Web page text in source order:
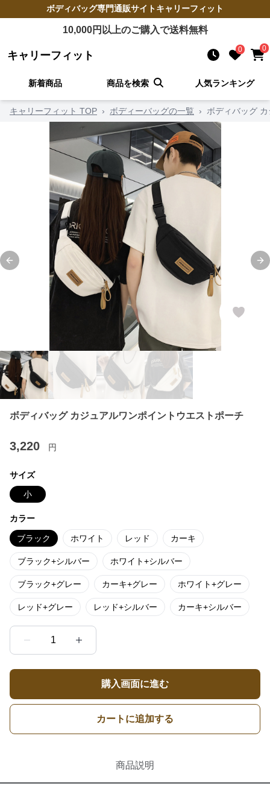
ボディバッグ専門通販サイトキャリーフィット
10,000円以上のご購入で送料無料
キャリーフィット 0 0
新着商品 商品を検索 人気ランキング
キャリーフィット TOP › ボディーバッグの一覧 › ボディバッグ
Previous slide
ボディバッグ カジュアルワンポイントウエストポーチ
3,220 円
サイズ
小
カラー
ブラック ホワイト レッド カーキ
ブラック+シルバー ホワイト+シルバー
ブラック+グレー カーキ+グレー ホワイト+グレー
レッド+グレー レッド+シルバー カーキ+シルバー
1
購入画面に進む
カートに追加する
商品説明